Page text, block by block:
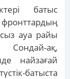
батыс
ауа райы
ақ,
найзағай
батыста